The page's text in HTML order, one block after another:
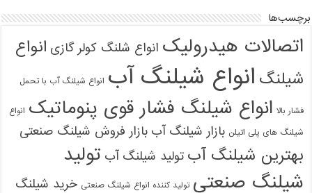
برچسب‌ها
اتصالات هیدرولیک انواع شلنگ کولر گازی انواع
شیلنگ انواع شیلنگ آب انواع شیلنگ آب با تحمل
فشار بالا انواع شیلنگ فشار قوی پنوماتیک انواع
شیلنگ های پلی اتیلن بازار شیلنگ آب بازار فروش شیلنگ صنعتی
بهترین شیلنگ آب تولید شیلنگ آب تولید
شیلنگ صنعتی تولید کننده انواع شیلنگ صنعتی خرید شیلنگ